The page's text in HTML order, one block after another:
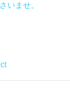
いませ。